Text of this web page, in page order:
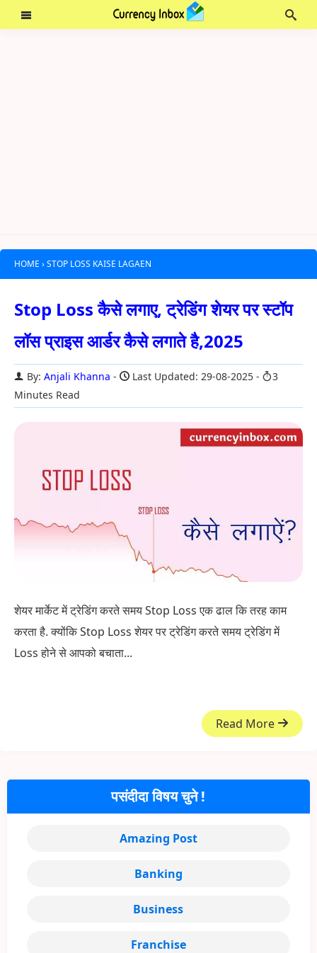
HOME › STOP LOSS KAISE LAGAEN
Stop Loss कैसे लगाए, ट्रेडिंग शेयर पर स्टॉप
लॉस प्राइस आर्डर कैसे लगाते है,2025
By: Anjali Khanna Last Updated: 29-08-2025
3
Minutes Read
शेयर मार्केट में ट्रेडिंग करते समय Stop Loss एक ढाल कि तरह काम
करता है. क्योंकि Stop Loss शेयर पर ट्रेडिंग करते समय ट्रेडिंग में
Loss होने से आपको बचाता...
Read More
पसंदीदा विषय चुने !
Amazing Post
Banking
Business
Franchise